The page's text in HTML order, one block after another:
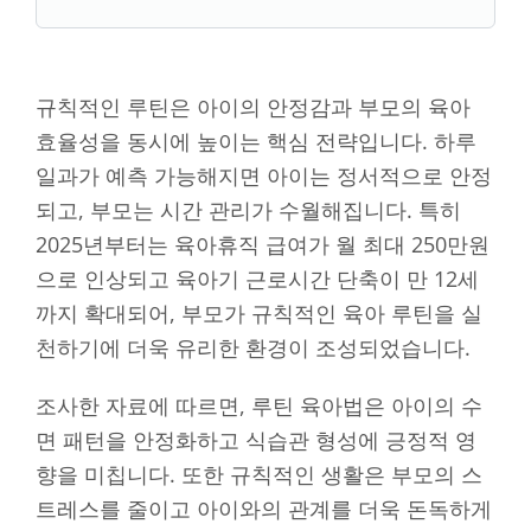
규칙적인 루틴은 아이의 안정감과 부모의 육아
효율성을 동시에 높이는 핵심 전략입니다. 하루
일과가 예측 가능해지면 아이는 정서적으로 안정
되고, 부모는 시간 관리가 수월해집니다. 특히
2025년부터는 육아휴직 급여가 월 최대 250만원
으로 인상되고 육아기 근로시간 단축이 만 12세
까지 확대되어, 부모가 규칙적인 육아 루틴을 실
천하기에 더욱 유리한 환경이 조성되었습니다.
조사한 자료에 따르면, 루틴 육아법은 아이의 수
면 패턴을 안정화하고 식습관 형성에 긍정적 영
향을 미칩니다. 또한 규칙적인 생활은 부모의 스
트레스를 줄이고 아이와의 관계를 더욱 돈독하게